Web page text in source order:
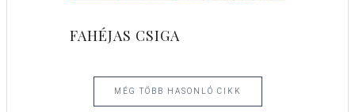
FAHÉJAS CSIGA
MÉG TÖBB HASONLÓ CIKK